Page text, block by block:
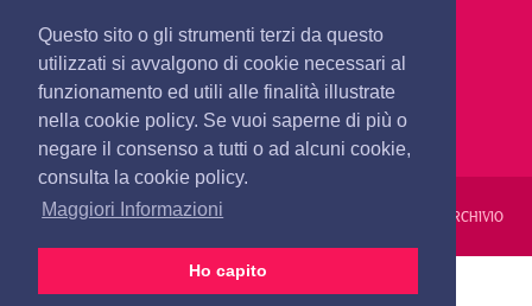
Questo sito o gli strumenti terzi da questo
utilizzati si avvalgono di cookie necessari al
funzionamento ed utili alle finalità illustrate
nella cookie policy. Se vuoi saperne di più o
negare il consenso a tutti o ad alcuni cookie,
consulta la cookie policy.
Maggiori Informazioni
Ho capito
redazione@olbianotizie.it
REDAZIONE PUBBLICITÀ PRIVACY E COOKIES ARCHIVIO
24 ORE VIDEO